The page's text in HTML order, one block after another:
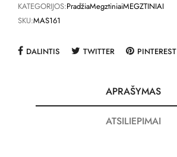
KATEGORIJOS:PradžiaMegztiniaiMEGZTINIAI
SKU:MAS161
DALINTIS TWITTER PINTEREST
APRAŠYMAS
ATSILIEPIMAI